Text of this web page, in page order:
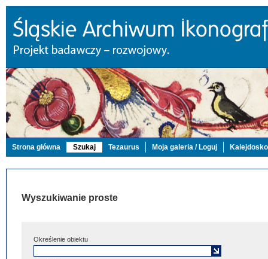
Strona główna Szukaj Tezaurus Moja galeria / Loguj
Wyszukiwanie proste
Określenie obiektu